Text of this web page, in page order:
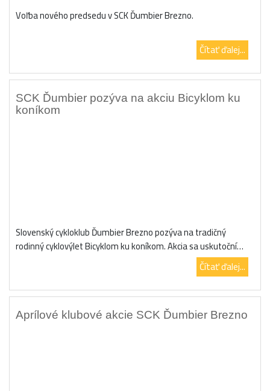
Voľba nového predsedu v SCK Ďumbier Brezno.
Čítať ďalej...
SCK Ďumbier pozýva na akciu Bicyklom ku
koníkom
Slovenský cykloklub Ďumbier Brezno pozýva na tradičný
rodinný cyklovýlet Bicyklom ku koníkom. Akcia sa uskutoční…
Čítať ďalej...
Aprílové klubové akcie SCK Ďumbier Brezno